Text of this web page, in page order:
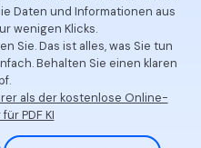
Anmelden
Daten und Informationen aus
wenigen Klicks.
Sie. Das ist alles, was Sie tun
Behalten Sie einen klaren
als der kostenlose Online-
PDF KI